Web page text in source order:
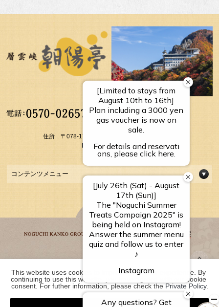
【受付時間】
10：00～17：00
住所 〒078-1795 北海道上川郡上川町層雲峡温泉
FAX： 01658-5-3054
コンテンツメニュー
野口観光グループ一覧
This website uses cookies to improve your user experience. By
continuing to use this website, you have agreed with our cookie
consent. For futher information, please check the Private Policy.